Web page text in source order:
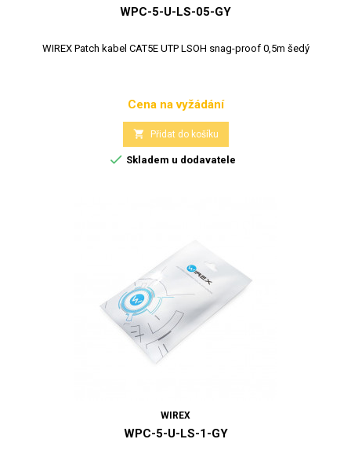
WPC-5-U-LS-05-GY
WIREX Patch kabel CAT5E UTP LSOH snag-proof 0,5m šedý
Cena
Cena na vyžádání
 Přidat do košíku
 Skladem u dodavatele
WIREX
WPC-5-U-LS-1-GY